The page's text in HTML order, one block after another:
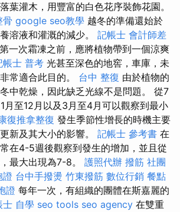
葉灌木，用豐富的白色花序裝飾花園。
骨 google seo教學 越冬的準備還始於
溶液和灌溉的減少。 記帳士 會計師差
一次霜凍之前，應將植物帶到一個涼爽
帳士 普考 光甚至深色的地窖，車庫，未
常適合此目的。 台中 整復 由於植物的
中乾燥，因此缺乏光線不是問題。 從7
月至12月以及3月至4月可以觀察到最小
復推拿整復 發生季節性增長的時機主要
新及其大小的影響。 記帳士 參考書 在
在4-5週後觀察到發生的增加，並且從
最大出現為7-8。 護照代辦 撥筋 社團
證 台中手撥燙 竹東撥筋 數位行銷 餐點
證 每年一次，有組織的團體在斯嘉麗的
士 自學 seo tools seo agency 在雙重